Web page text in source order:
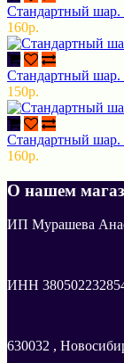
Стандартный шар.
160р.
Стандартный шар.
150р.
Стандартный шар.
160р.
О нашем
ИП Мурашева
ИНН
630032 ,